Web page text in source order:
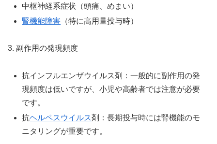
中枢神経系症状（頭痛、めまい）
腎機能障害 （特に高用量投与時）
3. 副作用の発現頻度
抗インフルエンザウイルス剤：一般的に副作用の発
現頻度は低いですが、小児や高齢者では注意が必要
です。
抗ヘルペスウイルス剤：長期投与時には腎機能のモ
ニタリングが重要です。